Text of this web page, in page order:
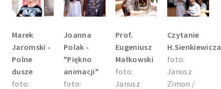
Marek
Jaromski -
Polne
dusze
foto:
Joanna
Polak -
"Piękno
animacji"
foto:
Prof.
Eugeniusz
Małkowski
foto:
Janusz
Czytanie
H.Sienkiewicza
foto:
Janusz
Zimon /